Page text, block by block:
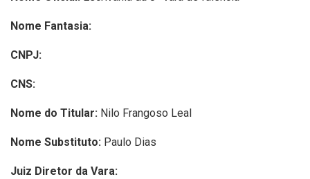
Nome Fantasia:
CNPJ:
CNS:
Nome do Titular: Nilo Frangoso Leal
Nome Substituto: Paulo Dias
Juiz Diretor da Vara: